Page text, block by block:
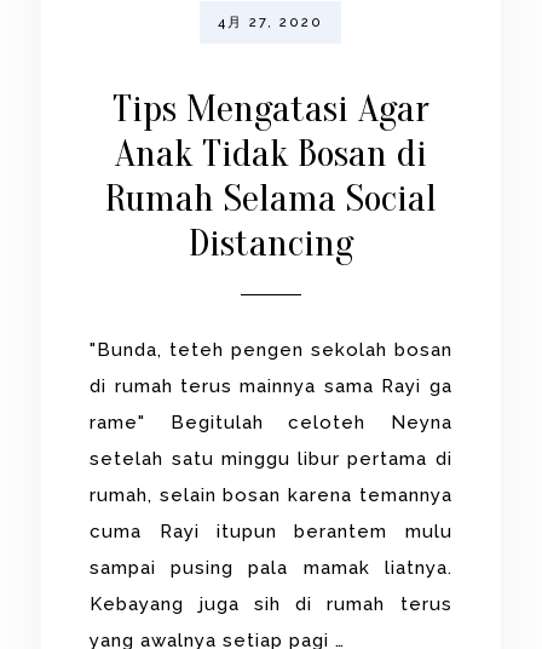
4月 27, 2020
Tips Mengatasi Agar
Anak Tidak Bosan di
Rumah Selama Social
Distancing
"Bunda, teteh pengen sekolah bosan
di rumah terus mainnya sama Rayi ga
rame" Begitulah celoteh Neyna
setelah satu minggu libur pertama di
rumah, selain bosan karena temannya
cuma Rayi itupun berantem mulu
sampai pusing pala mamak liatnya.
Kebayang juga sih di rumah terus
yang awalnya setiap pagi …